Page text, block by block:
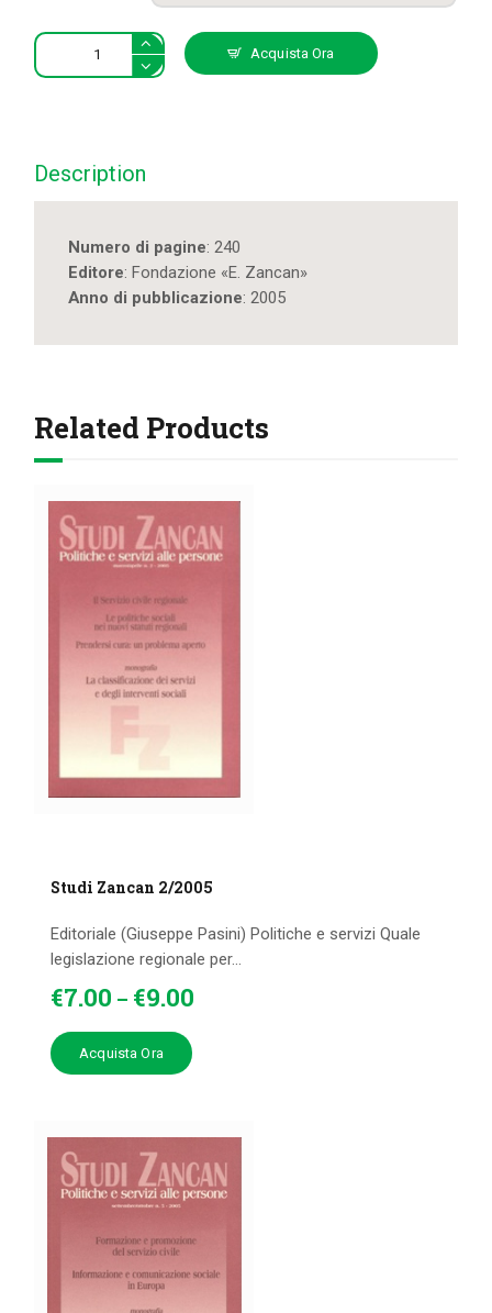
Studi
Zancan
Acquista Ora
Description
Numero di pagine: 240
Editore: Fondazione «E. Zancan»
Anno di pubblicazione: 2005
Related Products
Studi Zancan 2/2005
Editoriale (Giuseppe Pasini) Politiche e servizi Quale
legislazione regionale per...
€7.00 – €9.00
Acquista Ora